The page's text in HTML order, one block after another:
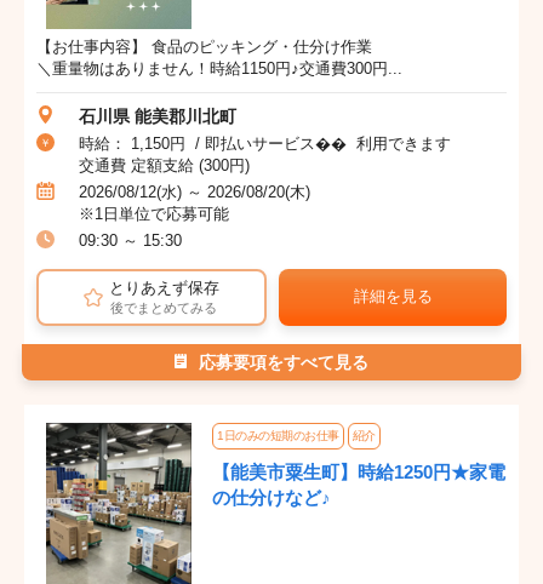
【お仕事内容】 食品のピッキング・仕分け作業
＼重量物はありません！時給1150円♪交通費300円...
石川県 能美郡川北町
時給： 1,150円 / 即払いサービス�� 利用できます
交通費 定額支給 (300円)
2026/08/12(水) ～ 2026/08/20(木)
※1日単位で応募可能
09:30 ～ 15:30
とりあえず保存
後でまとめてみる
詳細を見る
応募要項をすべて見る
1日のみの短期のお仕事 紹介
【能美市粟生町】時給1250円★家電
の仕分けなど♪